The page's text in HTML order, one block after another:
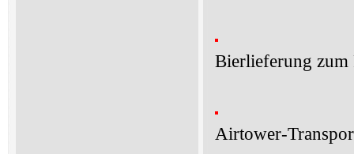
Bierlieferung
Airtower-